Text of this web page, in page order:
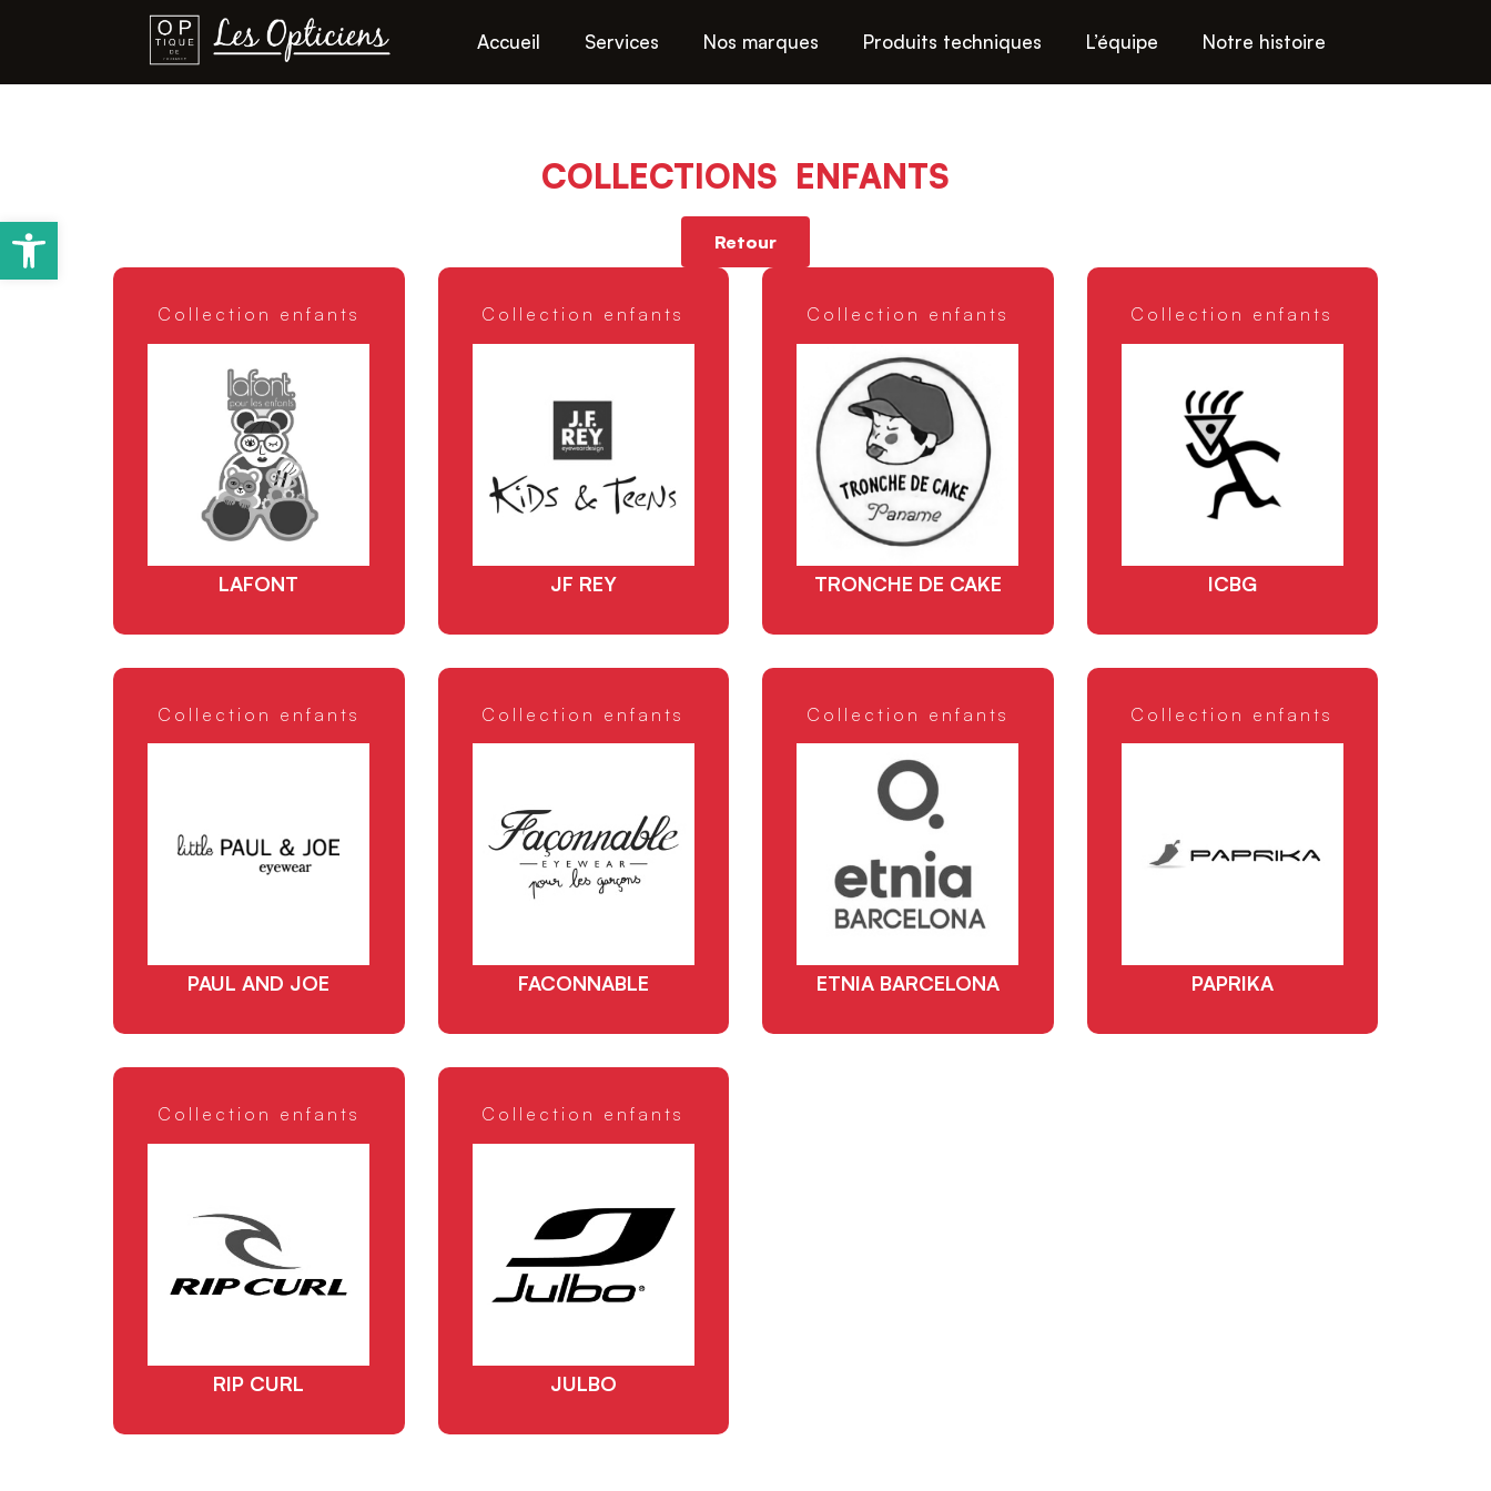
Ouvrir la barre d’outils
Accueil Services Nos marques Produits techniques L’équipe Notre histoire
COLLECTIONS ENFANTS
Retour
Collection enfants
LAFONT
Collection enfants
JF REY
Collection enfants
TRONCHE DE CAKE
Collection enfants
ICBG
Collection enfants
PAUL AND JOE
Collection enfants
FACONNABLE
Collection enfants
ETNIA BARCELONA
Collection enfants
PAPRIKA
Collection enfants
RIP CURL
Collection enfants
JULBO